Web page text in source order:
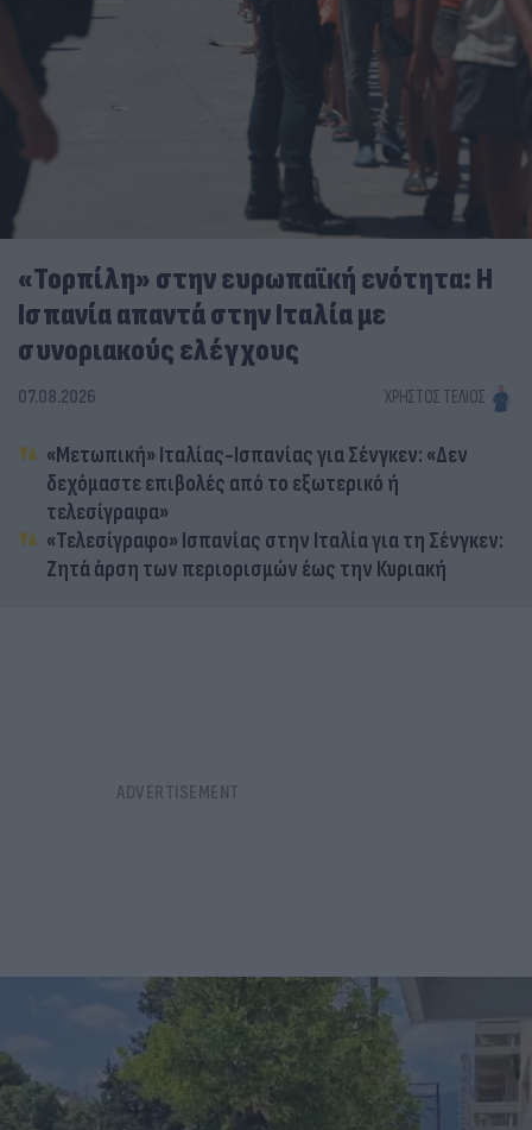
«Τορπίλη» στην ευρωπαϊκή ενότητα: Η
Ισπανία απαντά στην Ιταλία με
συνοριακούς ελέγχους
07.08.2026 ΧΡΉΣΤΟΣ ΤΈΛΙΟΣ
«Μετωπική» Ιταλίας-Ισπανίας για Σένγκεν: «Δεν
δεχόμαστε επιβολές από το εξωτερικό ή
τελεσίγραφα»
«Τελεσίγραφο» Ισπανίας στην Ιταλία για τη Σένγκεν:
Ζητά άρση των περιορισμών έως την Κυριακή